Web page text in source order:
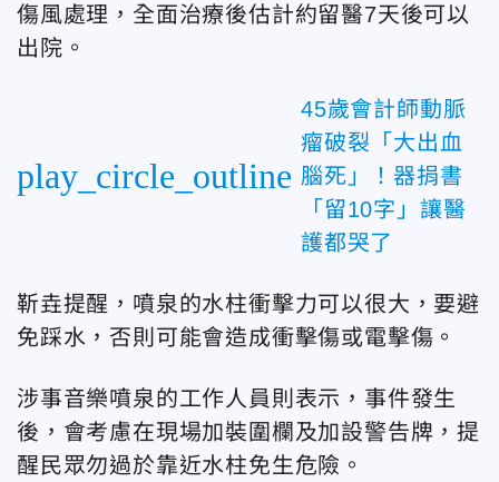
傷風處理，全面治療後估計約留醫7天後可以
出院。
play_circle_outline
45歲會計師動脈
瘤破裂「大出血
腦死」！器捐書
「留10字」讓醫
護都哭了
靳垚提醒，噴泉的水柱衝擊力可以很大，要避
免踩水，否則可能會造成衝擊傷或電擊傷。
涉事音樂噴泉的工作人員則表示，事件發生
後，會考慮在現場加裝圍欄及加設警告牌，提
醒民眾勿過於靠近水柱免生危險。